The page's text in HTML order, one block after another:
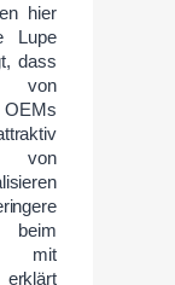
hier
Lupe
dass
von
von
beim
mit
erklärt